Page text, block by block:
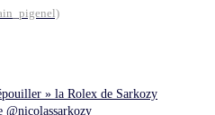
» la Rolex de Sarkozy